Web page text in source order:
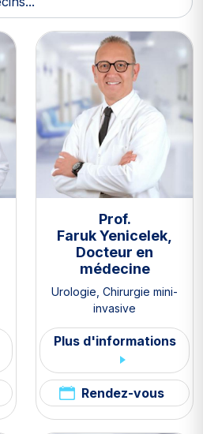
Prof.
Faruk Yenicelek,
Docteur en
médecine
Urologie, Chirurgie mini-
invasive
Plus d'informations
Rendez-vous